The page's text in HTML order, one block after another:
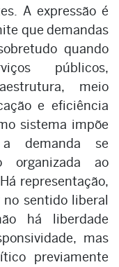
A expressão é
que demandas
quando
públicos,
meio
e eficiência
sistema impõe
demanda se
organizada ao
representação,
no sentido liberal
há liberdade
mas
previamente